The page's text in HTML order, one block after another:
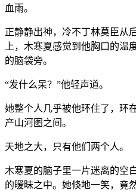
血雨。
正静静出神，冷不丁林莫臣从
上，木寒夏感觉到他胸口的温
的脑袋旁。
“发什么呆？”他轻声道。
她整个人几乎被他环住了，环
产山河图之间。
天地之大，只有他们两个人。
木寒夏的脑子里一片迷离的空
的暧昧之中。她倏地一笑，竟